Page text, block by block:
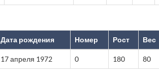
Дата рождения Номер Рост Вес
17 апреля 1972 0 180 80